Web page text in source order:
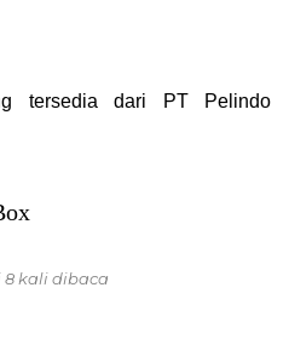
tersedia dari PT Pelindo
8 kali dibaca